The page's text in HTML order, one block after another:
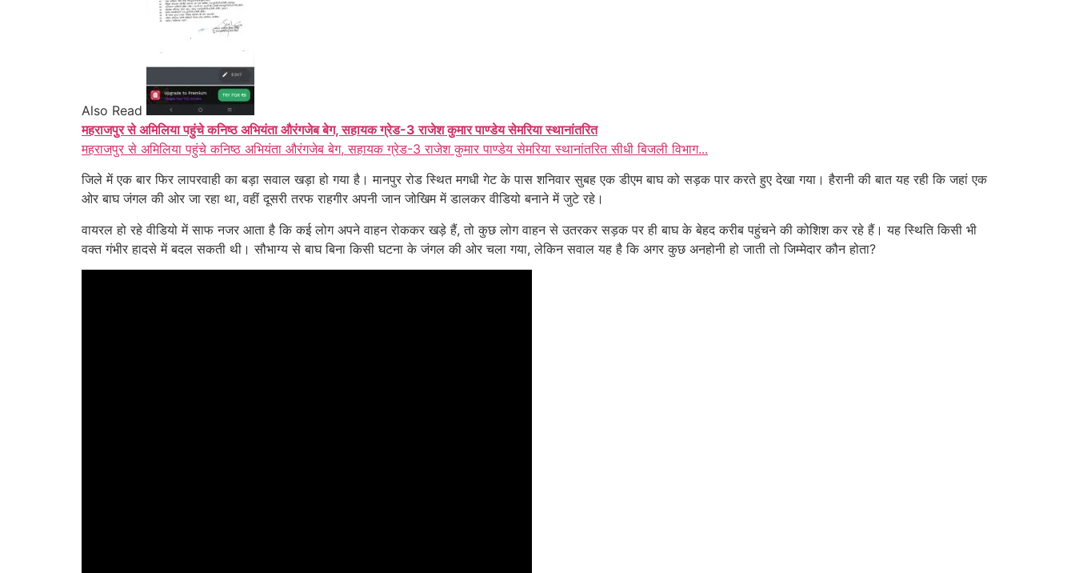
Also Read
महराजपुर से अमिलिया पहुंचे कनिष्ठ अभियंता औरंगजेब बेग, सहायक ग्रेड-3 राजेश कुमार पाण्डेय सेमरिया स्थानांतरित
महराजपुर से अमिलिया पहुंचे कनिष्ठ अभियंता औरंगजेब बेग, सहायक ग्रेड-3 राजेश कुमार पाण्डेय सेमरिया स्थानांतरित सीधी बिजली विभाग...
जिले में एक बार फिर लापरवाही का बड़ा सवाल खड़ा हो गया है। मानपुर रोड स्थित मगधी गेट के पास शनिवार सुबह एक डीएम बाघ को सड़क पार करते हुए देखा गया। हैरानी की बात यह रही कि जहां एक
ओर बाघ जंगल की ओर जा रहा था, वहीं दूसरी तरफ राहगीर अपनी जान जोखिम में डालकर वीडियो बनाने में जुटे रहे।
वायरल हो रहे वीडियो में साफ नजर आता है कि कई लोग अपने वाहन रोककर खड़े हैं, तो कुछ लोग वाहन से उतरकर सड़क पर ही बाघ के बेहद करीब पहुंचने की कोशिश कर रहे हैं। यह स्थिति किसी भी
वक्त गंभीर हादसे में बदल सकती थी। सौभाग्य से बाघ बिना किसी घटना के जंगल की ओर चला गया, लेकिन सवाल यह है कि अगर कुछ अनहोनी हो जाती तो जिम्मेदार कौन होता?